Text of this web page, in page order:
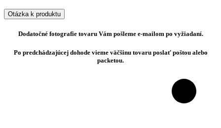
Otázka k produktu
Dodatočné fotografie tovaru Vám pošleme e-mailom po vyžiadaní.
Po predchádzajúcej dohode vieme väčšinu tovaru poslať poštou alebo
packetou.